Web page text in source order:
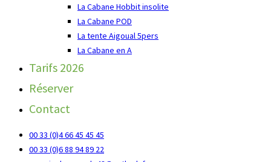
La Cabane Hobbit insolite
La Cabane POD
La tente Aigoual 5pers
La Cabane en A
Tarifs 2026
Réserver
Contact
00 33 (0)4 66 45 45 45
00 33 (0)6 88 94 89 22